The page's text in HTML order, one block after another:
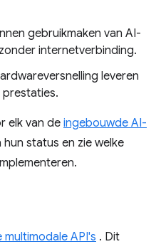
gebruikmaken van AI-
internetverbinding.
leveren
prestaties.
elk van deingebouwde AI-
status en zie welke
API's . Dit